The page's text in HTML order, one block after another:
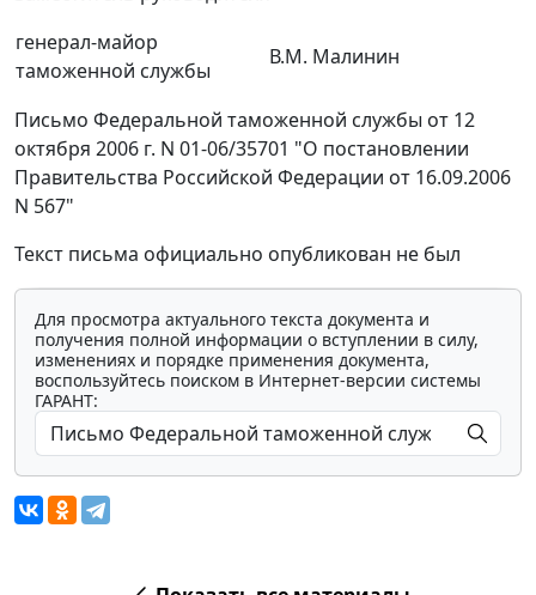
генерал-майор
таможенной службы
В.М. Малинин
Письмо Федеральной таможенной службы от 12
октября 2006 г. N 01-06/35701 "О постановлении
Правительства Российской Федерации от 16.09.2006
N 567"
Текст письма официально опубликован не был
Для просмотра актуального текста документа и
получения полной информации о вступлении в силу,
изменениях и порядке применения документа,
воспользуйтесь поиском в Интернет-версии системы
ГАРАНТ: